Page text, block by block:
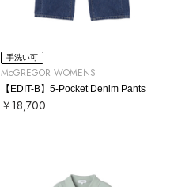
手洗い可
McGREGOR WOMENS
【EDIT-B】5-Pocket Denim Pants
￥18,700